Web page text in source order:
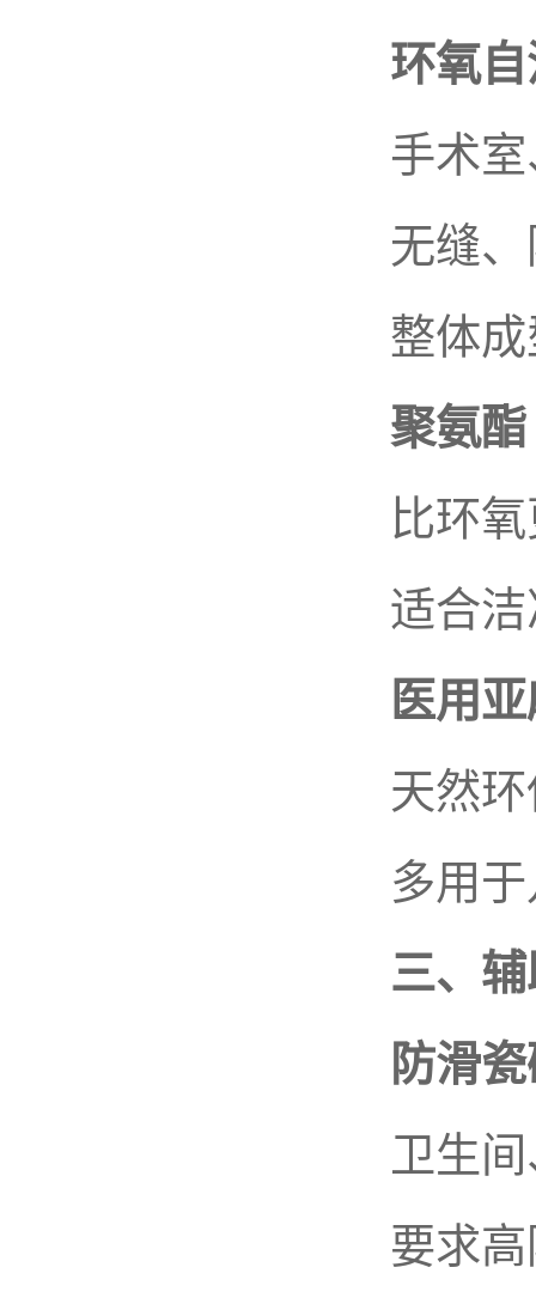
环氧自
手术室
无缝、
整体成
聚氨酯
比环氧
适合洁
医用亚
天然环
多用于
三、辅
防滑瓷
卫生间
要求高